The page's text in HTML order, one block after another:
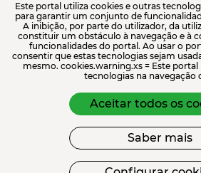
Termos e condições
Canal de
ACREDITAÇÕES E ASSOCIAÇÕES
Este portal utiliza cookies e outras
para garantir um conjunto de
A inibição, por parte do utilizador, da
constituir um obstáculo à navegação e à
funcionalidades do portal. Ao usar o
consentir que estas tecnologias sejam
mesmo. cookies.warning.xs = Este
tecnologias na navegação
Aceitar todos os
Saber mais